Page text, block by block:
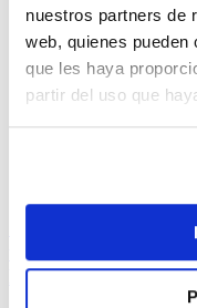
nuestros partners de
web, quienes pueden
que les haya
partir del uso que
Piscinas
Regulación
Desinfección
Prevención de
Floculación
tecnicos
Klinwass